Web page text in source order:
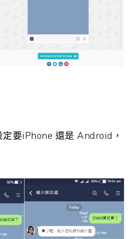
要iPhone 還是 Android，